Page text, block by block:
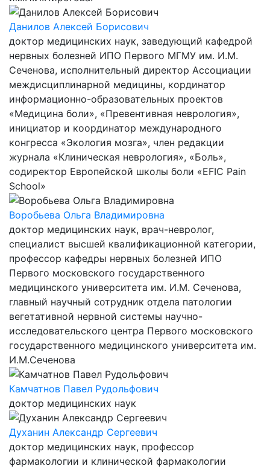
Данилов Алексей Борисович
доктор медицинских наук, заведующий кафедрой
нервных болезней ИПО Первого МГМУ им. И.М.
Сеченова, исполнительный директор Ассоциации
междисциплинарной медицины, кординатор
информационно-образовательных проектов
«Медицина боли», «Превентивная неврология»,
инициатор и координатор международного
конгресса «Экология мозга», член редакции
журнала «Клиническая неврология», «Боль»,
содиректор Европейской школы боли «EFIC Pain
School»
Воробьева Ольга Владимировна
доктор медицинских наук, врач-невролог,
специалист высшей квалификационной категории,
профессор кафедры нервных болезней ИПО
Первого московского государственного
медицинского университета им. И.М. Сеченова,
главный научный сотрудник отдела патологии
вегетативной нервной системы научно-
исследовательского центра Первого московского
государственного медицинского университета им.
И.М.Сеченова
Камчатнов Павел Рудольфович
доктор медицинских наук
Духанин Александр Сергеевич
доктор медицинских наук, профессор
фармакологии и клинической фармакологии